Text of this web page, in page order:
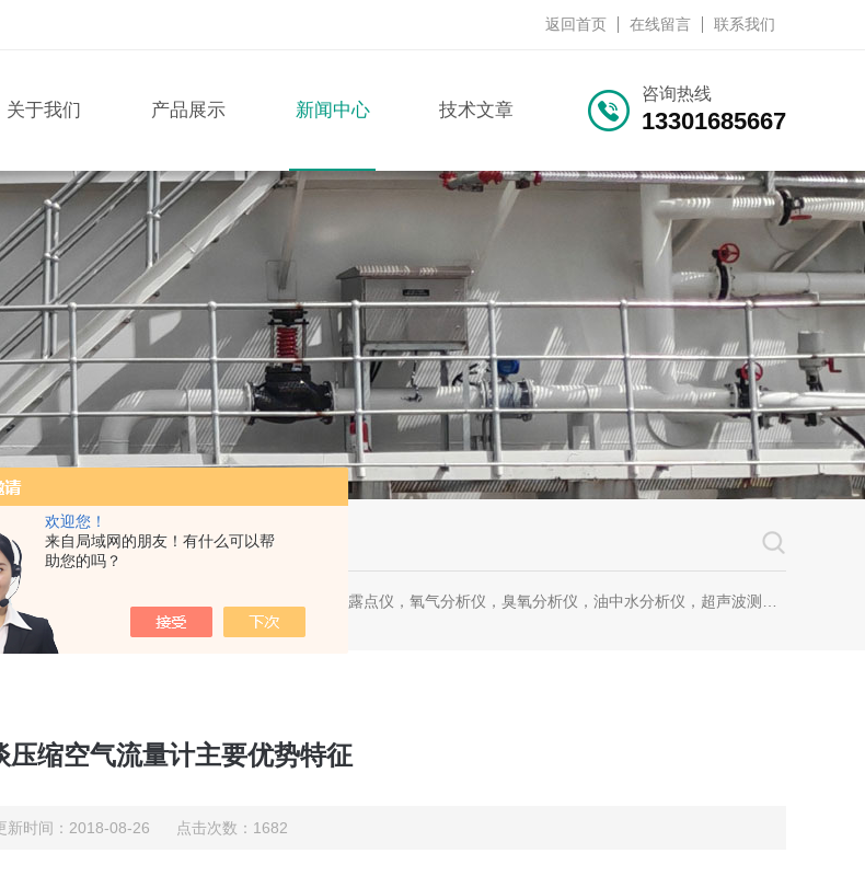
欢迎您！
来自局域网的朋友！有什么可以帮
助您的吗？
返回首页 在线留言 联系我们
咨询热线
13301685667
关于我们 产品展示 新闻中心 技术文章
品质
障 压缩空气露点仪，氧气分析仪，臭氧分析仪，油中水分析仪，超声波测漏仪。
压缩空气流量计主要优势特征
新时间：2018-08-26 点击次数：1682